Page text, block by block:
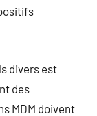
divers est
des
MDM doivent